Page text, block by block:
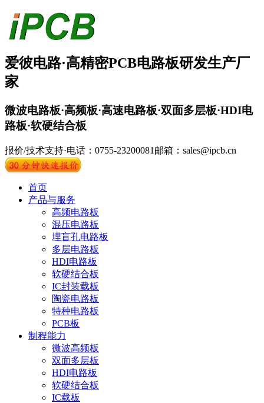
爱彼电路·高精密PCB电路板研发生产厂
家
微波电路板·高频板·高速电路板·双面多层板·HDI电
路板·软硬结合板
报价/技术支持·电话：0755-23200081 邮箱：sales@ipcb.cn
首页
产品与服务
高频电路板
混压电路板
埋盲孔电路板
多层电路板
HDI电路板
软硬结合板
IC封装载板
陶瓷电路板
特种电路板
PCB板
制程能力
微波高频板
双面多层板
HDI电路板
软硬结合板
IC载板